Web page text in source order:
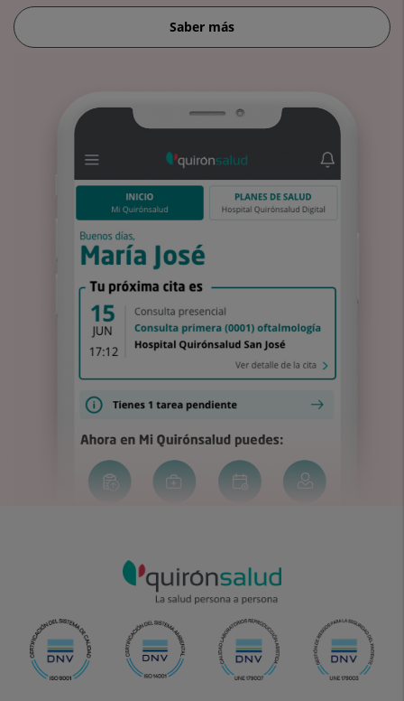
Saber más